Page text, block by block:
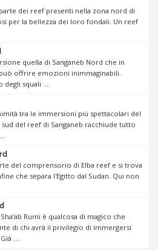
dei reef presenti nella zona nord di
per la bellezza dei loro fondali. Un reef
quella di Sanganeb Nord che in
offrire emozioni inimmaginabili.
squali ....
tra le immersioni più spettacolari del
del reef di Sanganeb racchiude tutto
del comprensorio di Elba reef e si trova
che separa l'Egitto dal Sudan. Qui non
Rumi è qualcosa di magico che
di chi avrà il privilegio di immergersi
....